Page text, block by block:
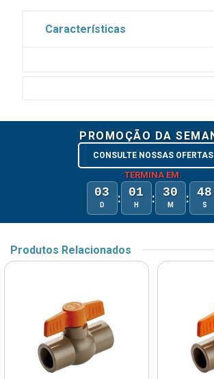
Características
PROMOÇÃO DA
CONSULTE NOSSAS OFERTAS
TERMINA EM:
03
D : 01
H : 30
M : 48
S
Produtos Relacionados